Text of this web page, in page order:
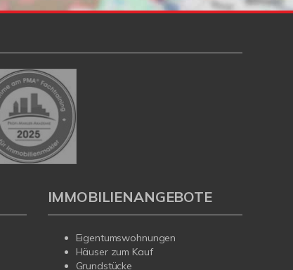
IMMOBILIENANGEBOTE
Eigentumswohnungen
Häuser zum Kauf
Grundstücke